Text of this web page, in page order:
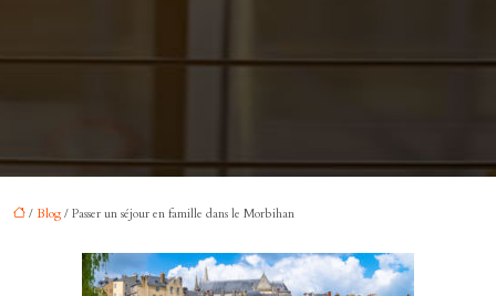
/ Blog / Passer un séjour en famille dans le Morbihan